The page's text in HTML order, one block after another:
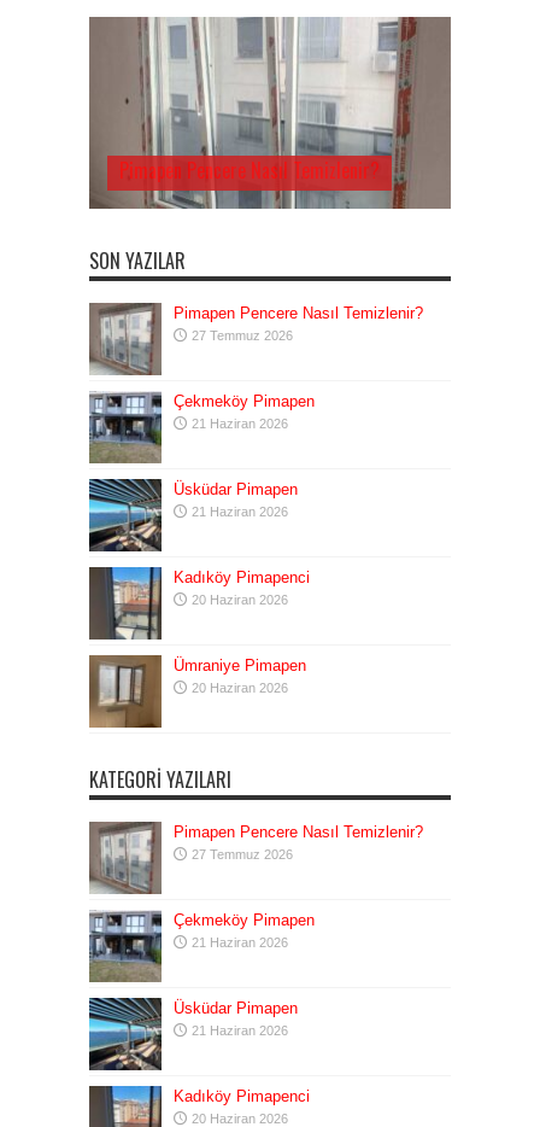
Pimapen Pencere Nasıl Temizlenir?
SON YAZILAR
Pimapen Pencere Nasıl Temizlenir?
27 Temmuz 2026
Çekmeköy Pimapen
21 Haziran 2026
Üsküdar Pimapen
21 Haziran 2026
Kadıköy Pimapenci
20 Haziran 2026
Ümraniye Pimapen
20 Haziran 2026
KATEGORI YAZILARI
Pimapen Pencere Nasıl Temizlenir?
27 Temmuz 2026
Çekmeköy Pimapen
21 Haziran 2026
Üsküdar Pimapen
21 Haziran 2026
Kadıköy Pimapenci
20 Haziran 2026